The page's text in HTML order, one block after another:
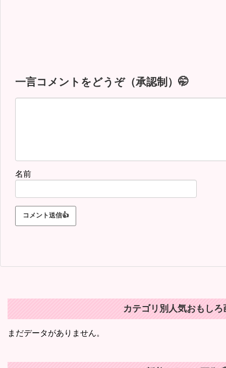
一言コメントをどうぞ（承認制）🤭
名前
カテゴリ別人気おもしろ
まだデータがありません。